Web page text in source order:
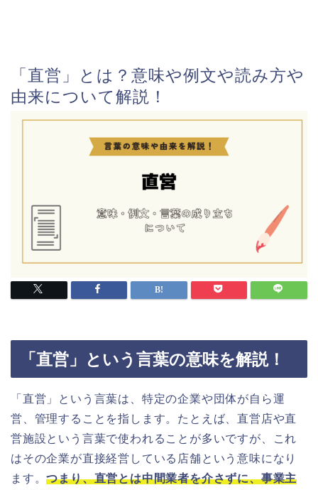
「直営」とは？意味や例文や読み方や
由来について解説！
「直営」という言葉の意味を解説！
「直営」という言葉は、特定の企業や団体が自ら運
営、管理することを指します。たとえば、直営店や直
営施設という言葉で使われることが多いですが、これ
はその企業が直接経営している店舗という意味になり
ます。つまり、直営とは中間業者を介さずに、事業主